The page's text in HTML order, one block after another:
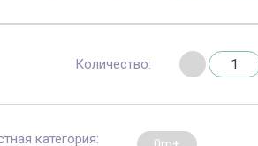
Количество:
категория: